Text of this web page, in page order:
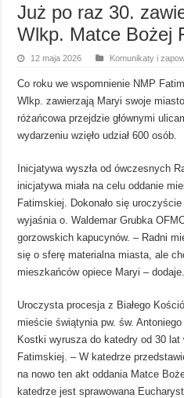
Już po raz 30.
Wlkp. Matce Bożej
12 maja 2026 Komunikaty i
Co roku we wspomnienie NMP
Wlkp. zawierzają Maryi swoje
różańcowa przejdzie głównymi
wydarzeniu wzięło udział 600 osób.
Inicjatywa wyszła od ówczesnych
inicjatywa miała na celu oddanie
Fatimskiej. Dokonało się
wyjaśnia o. Waldemar Grubka
gorzowskich kapucynów. – Radni
się o sferę materialna miasta, ale
mieszkańców opiece Maryi – dodaje.
Uroczysta procesja z Białego
mieście świątynia pw. św.
Kostki wyrusza do katedry od 30
Fatimskiej. – W katedrze
na nowo ten akt oddania Matce
katedrze jest sprawowana